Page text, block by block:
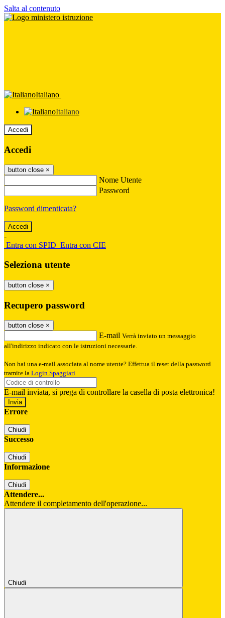
Salta al contenuto
Italiano
Italiano
Accedi
Accedi
button close ×
Nome Utente
Password
Password dimenticata?
-
Entra con SPID Entra con CIE
Seleziona utente
button close ×
Recupero password
button close ×
E-mail Verrà inviato un messaggio
all'indirizzo indicato con le istruzioni necessarie.
Non hai una e-mail associata al nome utente? Effettua il reset della password
tramite la Login Spaggiari
E-mail inviata, si prega di controllare la casella di posta elettronica!
Errore
Chiudi
Successo
Chiudi
Informazione
Chiudi
Attendere...
Attendere il completamento dell'operazione...
Chiudi